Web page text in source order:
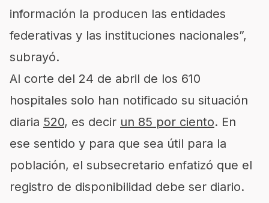
información la producen las entidades
federativas y las instituciones nacionales”,
subrayó.
Al corte del 24 de abril de los 610
hospitales solo han notificado su situación
diaria 520, es decir un 85 por ciento. En
ese sentido y para que sea útil para la
población, el subsecretario enfatizó que el
registro de disponibilidad debe ser diario.